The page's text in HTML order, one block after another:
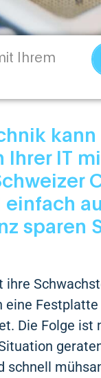
Ihrem
Ihrer IT
einfach
sparen
Die Folge
schnell